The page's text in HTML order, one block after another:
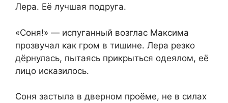
Лера. Её лучшая подруга.
«Соня!» — испуганный возглас Максима
прозвучал как гром в тишине. Лера резко
дёрнулась, пытаясь прикрыться одеялом, её
лицо исказилось.
Соня застыла в дверном проёме, не в силах